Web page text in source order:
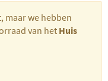
maar we hebben
van het Huis